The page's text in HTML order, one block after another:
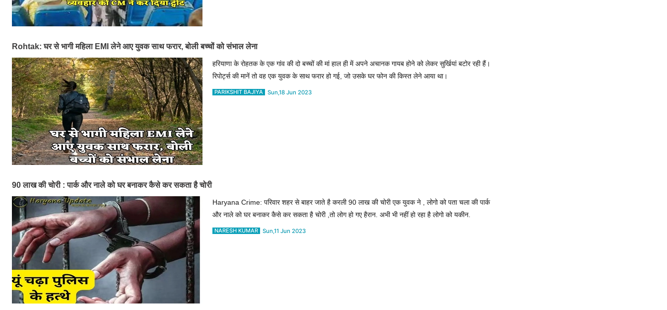
Rohtak: घर से भागी महिला EMI लेने आए युवक साथ फरार, बोली बच्चों को संभाल लेना
हरियाणा के रोहतक के एक गांव की दो बच्चों की मां हाल ही में अपने अचानक गायब होने को लेकर सुर्खियां बटोर रही हैं।
रिपोर्ट्स की मानें तो वह एक युवक के साथ फरार हो गई, जो उसके घर फोन की किस्त लेने आया था।
PARIKSHIT BAJIYA Sun,18 Jun 2023
90 लाख की चोरी : पार्क और नाले को घर बनाकर कैसे कर सकता है चोरी
Haryana Crime: परिवार शहर से बाहर जाते है करली 90 लाख की चोरी एक युवक ने , लोगो को पता चला की पार्क
और नाले को घर बनाकर कैसे कर सकता है चोरी ,तो लोग हो गए हैरान. अभी भी नहीं हो रहा है लोगो को यकीन.
NARESH KUMAR Sun,11 Jun 2023